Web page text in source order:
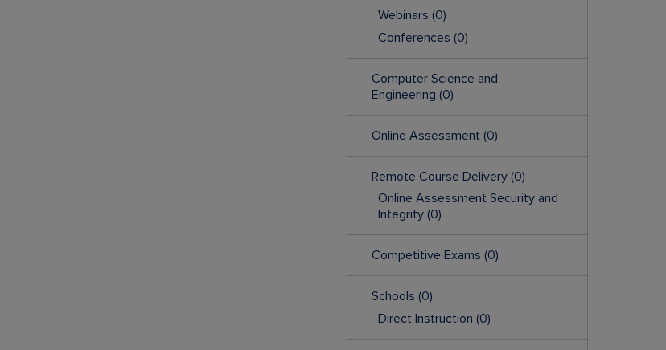
Webinars (0)
Conferences (0)
Computer Science and
Engineering (0)
Online Assessment (0)
Remote Course Delivery (0)
Online Assessment Security and
Integrity (0)
Competitive Exams (0)
Schools (0)
Direct Instruction (0)